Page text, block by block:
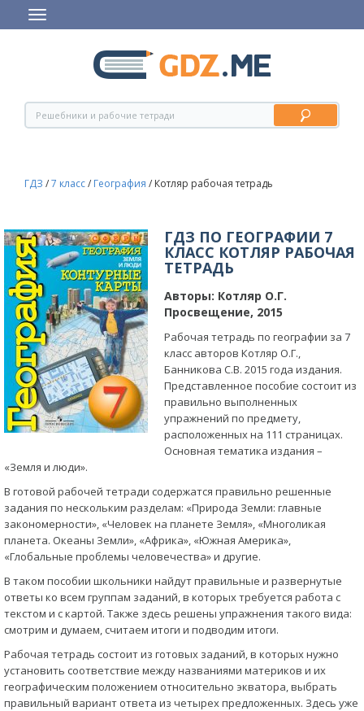
ГДЗ /7 класс/ География / Котляр рабочая тетрадь
ГДЗ ПО ГЕОГРАФИИ 7
КЛАСС КОТЛЯР РАБОЧАЯ
ТЕТРАДЬ
Авторы: Котляр О.Г.
Просвещение, 2015
Рабочая тетрадь по географии за 7
класс авторов Котляр О.Г.,
Банникова С.В. 2015 года издания.
Представленное пособие состоит из
правильно выполненных
упражнений по предмету,
расположенных на 111 страницах.
Основная тематика издания –
«Земля и люди».
В готовой рабочей тетради содержатся правильно решенные
задания по нескольким разделам: «Природа Земли: главные
закономерности», «Человек на планете Земля», «Многоликая
планета. Океаны Земли», «Африка», «Южная Америка»,
«Глобальные проблемы человечества» и другие.
В таком пособии школьники найдут правильные и развернутые
ответы ко всем группам заданий, в которых требуется работа с
текстом и с картой. Также здесь решены упражнения такого вида:
смотрим и думаем, считаем итоги и подводим итоги.
Рабочая тетрадь состоит из готовых заданий, в которых нужно
установить соответствие между названиями материков и их
географическим положением относительно экватора, выбрать
правильный вариант ответа из четырех предложенных. Здесь уже